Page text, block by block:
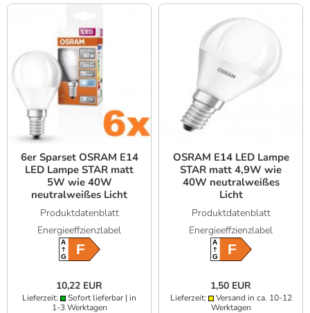
6er Sparset OSRAM E14
LED Lampe STAR matt
5W wie 40W
neutralweißes Licht
Produktdatenblatt
Energieeffzienzlabel
A
GF
10,22 EUR
Lieferzeit:
Sofort lieferbar | in
1-3 Werktagen
OSRAM E14 LED Lampe
STAR matt 4,9W wie
40W neutralweißes
Licht
Produktdatenblatt
Energieeffzienzlabel
A
GF
1,50 EUR
Lieferzeit:
Versand in ca. 10-12
Werktagen